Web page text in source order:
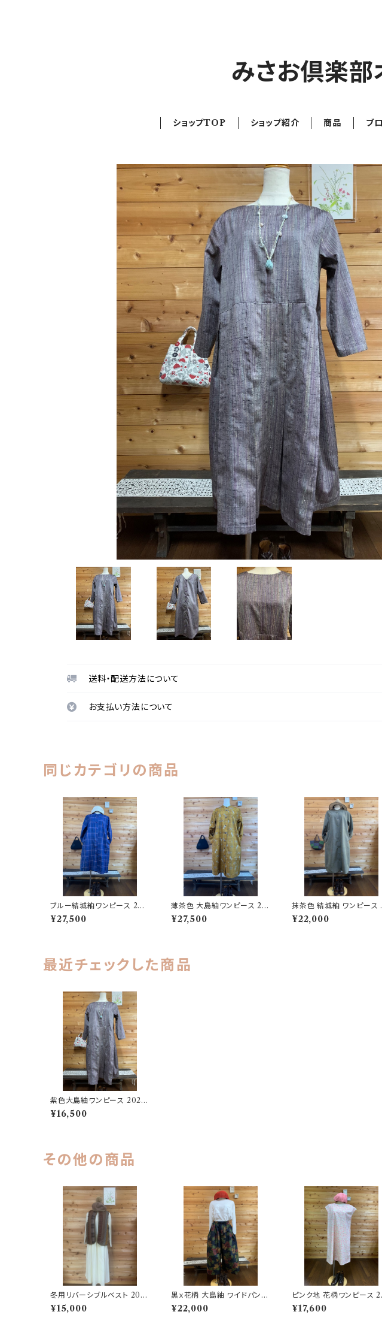
みさお倶楽部
ショップTOP ショップ紹介 商品 ブ
送料・配送方法について
お支払い方法について
同じカテゴリの商品
ブルー結城紬ワンピース 202
504151704
¥27,500
薄茶色 大島紬ワンピース 20
2504151703
¥27,500
抹茶色 結城紬 ワンピース
2504120929
¥22,000
最近チェックした商品
紫色大島紬ワンピース 2025
01291642
¥16,500
その他の商品
冬用リバーシブルベスト 202
411021058
¥15,000
黒ｘ花柄 大島紬 ワイドパンツ
202504111106
¥22,000
ピンク地 花柄ワンピース
506251750
¥17,600